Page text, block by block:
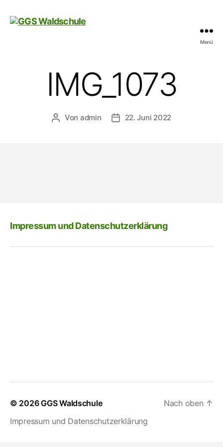
Menü
IMG_1073
Beitragsautor
Von admin Veröffentlichungsdatum
22. Juni 2022
Impressum und Datenschutzerklärung
© 2026GGS Waldschule
Impressum und Datenschutzerklärung
Nach oben ↑